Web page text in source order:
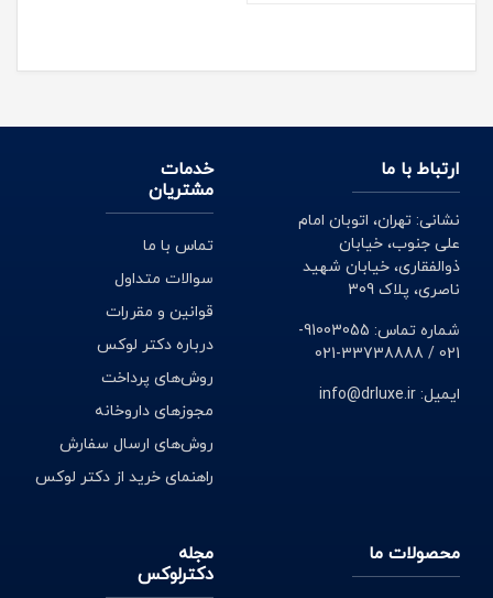
ارتباط با ما
نشانی: تهران، اتوبان امام
علی جنوب، خیابان
ذوالفقاری، خیابان شهید
ناصری، پلاک 309
شماره تماس: 91003055-
021 / 33738888-021
ایمیل: info@drluxe.ir
خدمات
مشتریان
تماس با ما
سوالات متداول
قوانین و مقررات
درباره دکتر لوکس
روش‌های پرداخت
مجوزهای داروخانه
روش‌های ارسال سفارش
راهنمای خرید از دکتر لوکس
محصولات ما
مجله
دکترلوکس